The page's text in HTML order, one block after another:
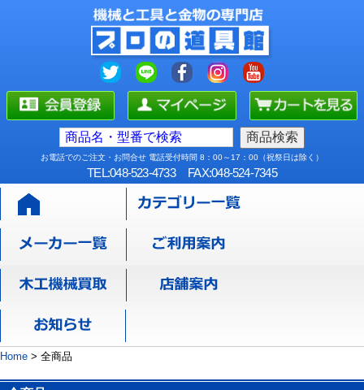
お電話でのご注文・お問合せ 電話受付時間 8：00～17：00（祝祭日は除く）
TEL:048-523-4733 FAX:048-524-7345
Home > 全商品